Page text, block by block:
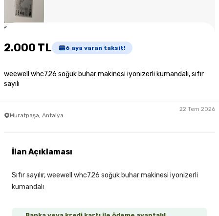
1
2.000 TL 6 aya varan taksit!
weewell whc726 soğuk buhar makinesi iyonizerli kumandalı, sıfır
sayılı
Muratpaşa, Antalya
22 Tem 2026
İlan Açıklaması
Sıfır sayılır, weewell whc726 soğuk buhar makinesi iyonizerli
kumandalı